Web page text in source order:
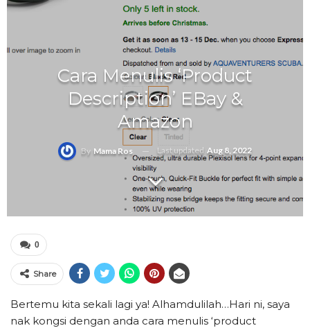
Cara Menulis ‘Product
Description’ EBay &
Amazon
By Mama Ros Last updated Aug 8, 2022
0
Share
Bertemu kita sekali lagi ya! Alhamdulilah…Hari ni, saya
nak kongsi dengan anda cara menulis ‘product